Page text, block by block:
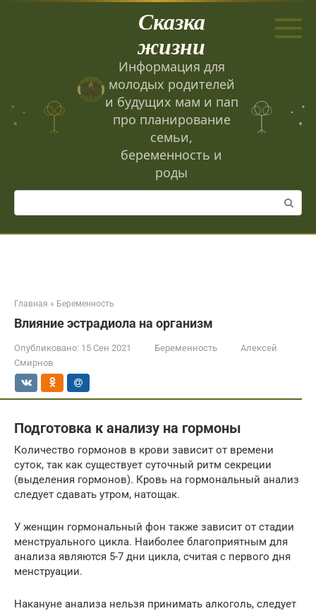
Сказка
жизни
Информация для
молодых родителей
и будущих мам и пап
про планирование
семьи,
беременность и
роды
Поиск:
Главная » Беременность
Влияние эстрадиола на организм
Опубликовано: 15 Сен 2021 Беременность
Алексей
Смирнов
Подготовка к анализу на гормоны
Количество гормонов в крови зависит от времени
суток, так как существует суточный ритм секреции
(выделения гормонов). Кровь на гормональный анализ
следует сдавать утром, натощак.
У женщин гормональный фон также зависит от стадии
менструального цикла. Наиболее благоприятным для
анализа являются 5-7 дни цикла, считая с первого дня
менструации.
Накануне анализа нельзя принимать алкоголь, следует